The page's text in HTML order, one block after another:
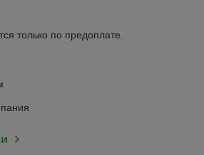
только по предоплате.